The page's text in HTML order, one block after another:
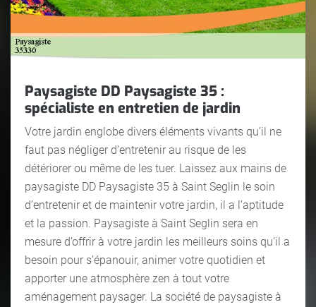
Paysagiste DD Paysagiste 35 :
spécialiste en entretien de jardin
Votre jardin englobe divers éléments vivants qu’il ne
faut pas négliger d’entretenir au risque de les
détériorer ou même de les tuer. Laissez aux mains de
paysagiste DD Paysagiste 35 à Saint Seglin le soin
d’entretenir et de maintenir votre jardin, il a l’aptitude
et la passion. Paysagiste à Saint Seglin sera en
mesure d’offrir à votre jardin les meilleurs soins qu’il a
besoin pour s’épanouir, animer votre quotidien et
apporter une atmosphère zen à tout votre
aménagement paysager. La société de paysagiste à